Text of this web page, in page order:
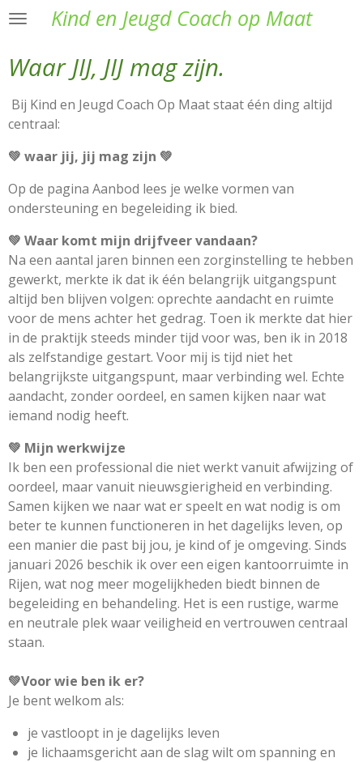
Ga
de
Kind en Jeugd Coach op Maat
Waar JIJ, JIJ mag zijn.
Bij Kind en Jeugd Coach Op Maatstaat één ding altijd
centraal:
💚 waar jij, jij mag zijn 💚
Op de pagina Aanbod lees je welke vormen van
ondersteuning en begeleiding ik bied.
💚 Waar komt mijn drijfveer vandaan?
Na een aantal jaren binnen een zorginstelling te hebben
gewerkt, merkte ik dat ik één belangrijk uitgangspunt
altijd ben blijven volgen: oprechte aandacht en ruimte
voor de mens achter het gedrag. Toen ik merkte dat hier
in de praktijk steeds minder tijd voor was, ben ik in 2018
als zelfstandige gestart. Voor mij is tijd niet het
belangrijkste uitgangspunt, maar verbinding wel. Echte
aandacht, zonder oordeel, en samen kijken naar wat
iemand nodig heeft.
💚 Mijn werkwijze
Ik ben een professional die niet werkt vanuit afwijzing of
oordeel, maar vanuit nieuwsgierigheid en verbinding.
Samen kijken we naar wat er speelt en wat nodig is om
beter te kunnen functioneren in het dagelijks leven, op
een manier die past bij jou, je kind of je omgeving. Sinds
januari 2026 beschik ik over een eigen kantoorruimte in
Rijen, wat nog meer mogelijkheden biedt binnen de
begeleiding en behandeling. Het is een rustige, warme
en neutrale plek waar veiligheid en vertrouwen centraal
staan.
💚Voor wie ben ik er?
Je bent welkom als:
je vastloopt in je dagelijks leven
je lichaamsgericht aan de slag wilt om spanning en